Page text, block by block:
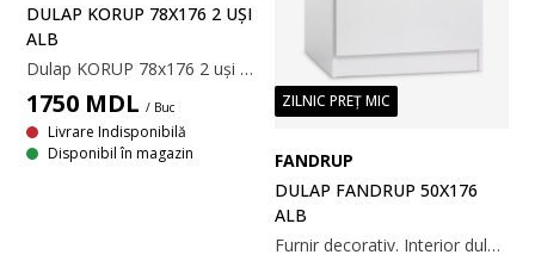
DULAP KORUP 78X176 2 UȘI
ALB
Dulap KORUP 78x176 2 uși alb
1750 MDL / Buc
Livrare Indisponibilă
Disponibil în magazin
ZILNIC PREȚ MIC
FANDRUP
DULAP FANDRUP 50X176
ALB
Furnir decorativ. Interior dulap: 3 rafturi. 50x176x50 cm